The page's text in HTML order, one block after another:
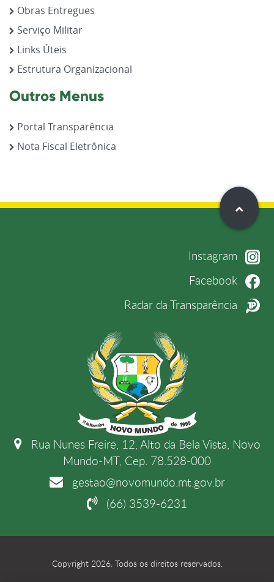
Obras Entregues
Serviço Militar
Links Úteis
Estrutura Organizacional
Outros Menus
Portal Transparência
Nota Fiscal Eletrônica
Instagram
Facebook
Radar da Transparência
Rua Nunes Freire, 12, Alto da Bela Vista, Novo
Mundo-MT, Cep. 78.528-000
gestao@novomundo.mt.gov.br
(66) 3539-6231
Copyright 2026. Todos os direitos reservados.